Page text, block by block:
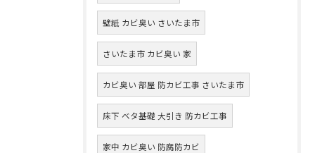
壁紙 カビ臭い さいたま市
さいたま市 カビ臭い 家
カビ臭い 部屋 防カビ工事 さいたま市
床下 ベタ基礎 大引き 防カビ工事
家中 カビ臭い 防腐防カビ